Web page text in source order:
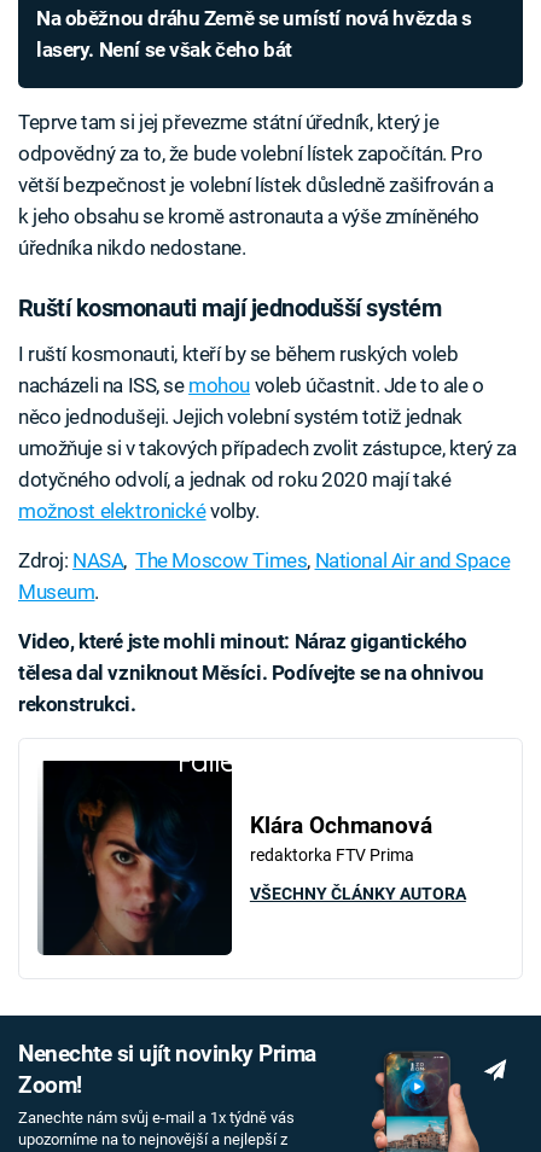
Na oběžnou dráhu Země se umístí nová hvězda s
lasery. Není se však čeho bát
Teprve tam si jej převezme státní úředník, který je
odpovědný za to, že bude volební lístek započítán. Pro
větší bezpečnost je volební lístek důsledně zašifrován a
k jeho obsahu se kromě astronauta a výše zmíněného
úředníka nikdo nedostane.
Ruští kosmonauti mají jednodušší systém
I ruští kosmonauti, kteří by se během ruských voleb
nacházeli na ISS, se mohou voleb účastnit. Jde to ale o
něco jednodušeji. Jejich volební systém totiž jednak
umožňuje si v takových případech zvolit zástupce, který za
dotyčného odvolí, a jednak od roku 2020 mají také
možnost elektronickévolby.
Zdroj: NASA,The Moscow Times, National Air and Space
Museum.
Video, které jste mohli minout: Náraz gigantického
tělesa dal vzniknout Měsíci. Podívejte se na ohnivou
rekonstrukci.
Failed to fetch
Klára Ochmanová
redaktorka FTV Prima
VŠECHNY ČLÁNKY AUTORA
Nenechte si ujít novinky Prima
Zoom!
Zanechte nám svůj e-mail a 1x týdně vás
upozorníme na to nejnovější a nejlepší z